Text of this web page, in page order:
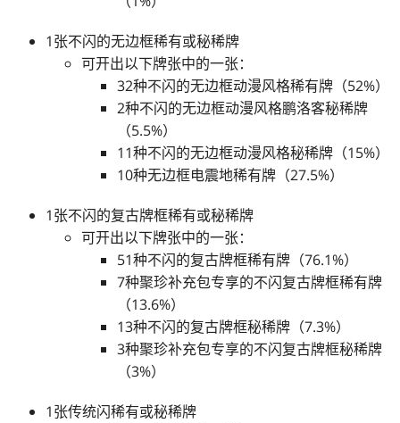
1张不闪的无边框稀有或秘稀牌
可开出以下牌张中的一张：
32种不闪的无边框动漫风格稀有牌（52%）
2种不闪的无边框动漫风格鹏洛客秘稀牌
（5.5%）
11种不闪的无边框动漫风格秘稀牌（15%）
10种无边框电震地稀有牌（27.5%）
1张不闪的复古牌框稀有或秘稀牌
可开出以下牌张中的一张：
51种不闪的复古牌框稀有牌（76.1%）
7种聚珍补充包专享的不闪复古牌框稀有牌
（13.6%）
13种不闪的复古牌框秘稀牌（7.3%）
3种聚珍补充包专享的不闪复古牌框秘稀牌
（3%）
1张传统闪稀有或秘稀牌